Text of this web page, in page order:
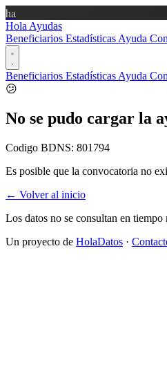
ha
Hola Ayudas
Beneficiarios Estadísticas Ayuda
Beneficiarios Estadísticas Ayuda
😕
No se pudo cargar la
Codigo BDNS: 801794
Es posible que la convocatoria no
← Volver al inicio
Los datos no se consultan en
Un proyecto de HolaDatos ·